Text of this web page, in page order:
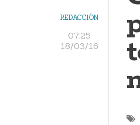
REDACCIÓN
07:25
18/03/16